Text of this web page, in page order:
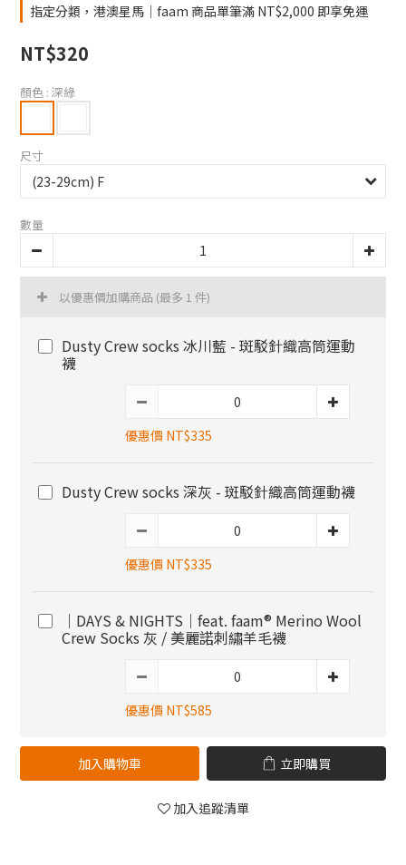
指定分類，港澳星馬｜faam 商品單筆滿 NT$2,000 即享免運
NT$320
顏色 : 深綠
尺寸
數量
以優惠價加購商品 (最多 1 件)
Dusty Crew socks 冰川藍 - 斑駁針織高筒運動
襪
優惠價 NT$335
Dusty Crew socks 深灰 - 斑駁針織高筒運動襪
優惠價 NT$335
｜DAYS & NIGHTS｜feat. faam® Merino Wool
Crew Socks 灰 / 美麗諾刺繡羊毛襪
優惠價 NT$585
加入購物車 立即購買
加入追蹤清單